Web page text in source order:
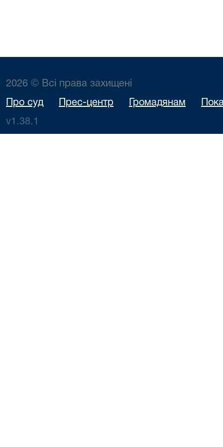
2026 © Всі права захищені
Про суд Прес-центр Громадянам
v1.38.1